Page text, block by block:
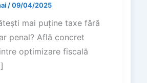
/09/04/2025
mai puține taxe fără
penal? Află concret
optimizare fiscală